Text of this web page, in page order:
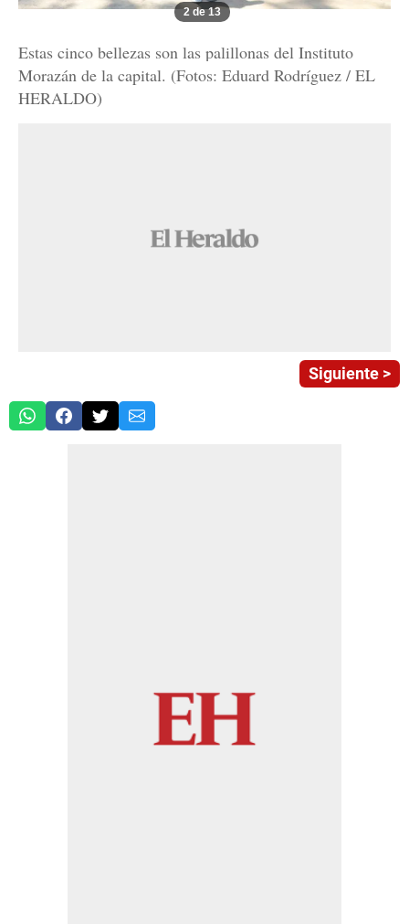
2 de 13
Estas cinco bellezas son las palillonas del Instituto
Morazán de la capital. (Fotos: Eduard Rodríguez / EL
HERALDO)
Siguiente >